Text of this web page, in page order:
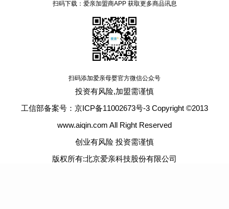
扫码下载：爱亲加盟商APP 获取更多商品讯息
扫码添加爱亲母婴官方微信公众号
投资有风险,加盟需谨慎
工信部备案号：京ICP备11002673号-3 Copyright ©2013
www.aiqin.com All Right Reserved
创业有风险 投资需谨慎
版权所有:北京爱亲科技股份有限公司